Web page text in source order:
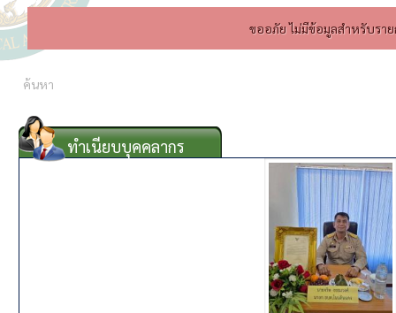
ขออภัย ไม่มีข้อมูลสำหรับรา
ทำเนียบบุคคลากร